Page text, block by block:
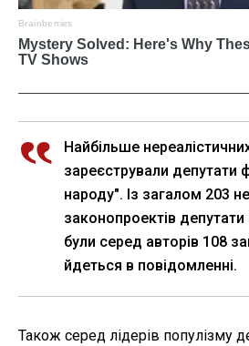
Найбільше
зареєстрували депутати
народу". Із загалом 203
законопроектів
були серед авторів 108
йдеться в повідомленні.
Також серед лідерів популізму